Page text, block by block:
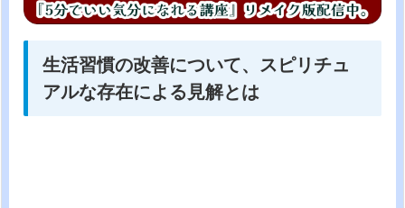
生活習慣の改善について、スピリチュ
アルな存在による見解とは